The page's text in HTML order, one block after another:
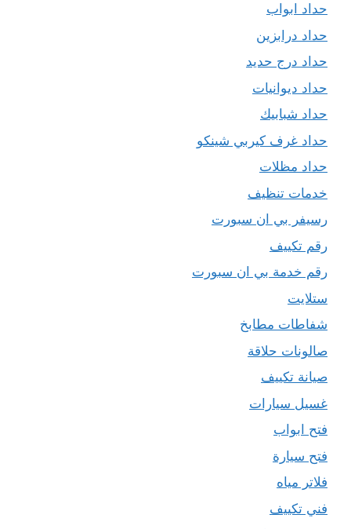
حداد ابواب
حداد درابزين
حداد درج حديد
حداد ديوانيات
حداد شبابيك
حداد غرف كيربي شينكو
حداد مظلات
خدمات تنظيف
رسيفر بي ان سبورت
رقم تكييف
رقم خدمة بي ان سبورت
ستلايت
شفاطات مطابخ
صالونات حلاقة
صيانة تكييف
غسيل سيارات
فتح ابواب
فتح سيارة
فلاتر مياه
فني تكييف